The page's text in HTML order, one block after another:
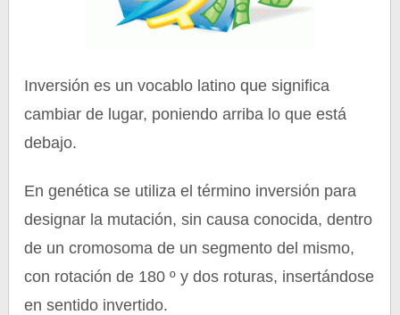
Inversión es un vocablo latino que significa
cambiar de lugar, poniendo arriba lo que está
debajo.
En genética se utiliza el término inversión para
designar la mutación, sin causa conocida, dentro
de un cromosoma de un segmento del mismo,
con rotación de 180 º y dos roturas, insertándose
en sentido invertido.